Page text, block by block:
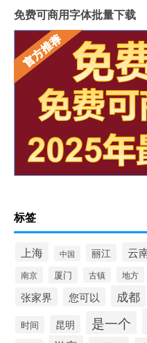
免费可商用字体批量下载
标签
上海 中国 丽江 云
南京 厦门 古镇 地方
张家界 您可以 成都
时间 昆明 是一个